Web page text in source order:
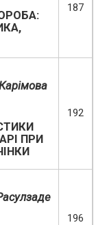
187
ПРИ
192
196